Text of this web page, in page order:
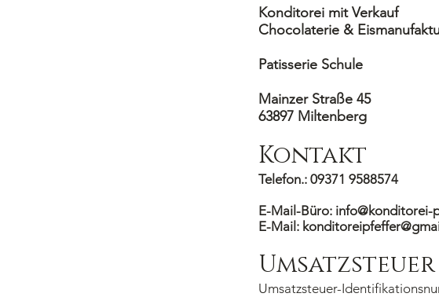
Konditorei mit Verkauf
Chocolaterie &
Patisserie Schule
Mainzer Straße 45
63897 Miltenberg
Kontakt
Telefon.: 09371 9588574
E-Mail-Büro: info@konditorei-
E-Mail:
Umsatzsteuer
Umsatzsteuer-